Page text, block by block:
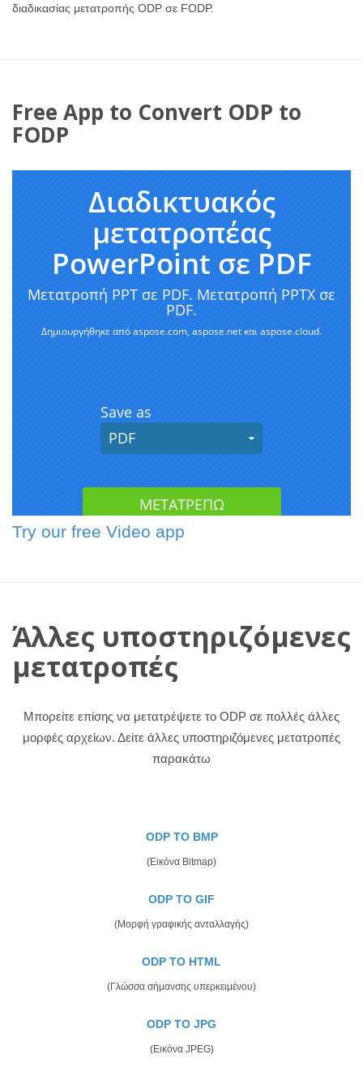
διαδικασίας μετατροπής ODP σε FODP.
Free App to Convert ODP to
FODP
Try our free Video app
Άλλες υποστηριζόμενες
μετατροπές
Μπορείτε επίσης να μετατρέψετε το ODP σε πολλές άλλες
μορφές αρχείων. Δείτε άλλες υποστηριζόμενες μετατροπές
παρακάτω
ODP TO BMP
(Εικόνα Bitmap)
ODP TO GIF
(Μορφή γραφικής ανταλλαγής)
ODP TO HTML
(Γλώσσα σήμανσης υπερκειμένου)
ODP TO JPG
(Εικόνα JPEG)